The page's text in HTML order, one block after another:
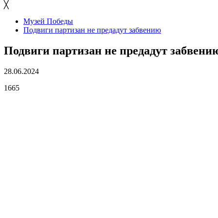
╳
Музей Победы
Подвиги партизан не предадут забвению
Подвиги партизан не предадут
28.06.2024
1665